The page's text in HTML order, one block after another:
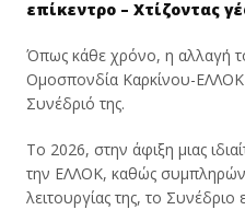
επίκεντρο – Χτίζοντας
Όπως κάθε χρόνο, η αλλαγή
Ομοσπονδία Καρκίνου-ΕΛΛΟΚ
Συνέδριό της.
Το 2026, στην άφιξη μιας
την ΕΛΛΟΚ, καθώς
λειτουργίας της, το Συνέδριο